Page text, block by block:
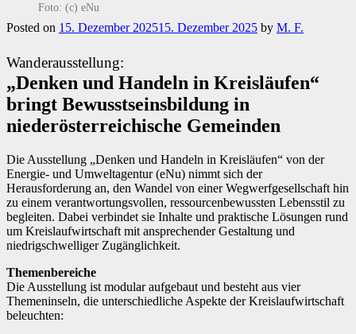
Foto: (c) eNu
Posted on 15. Dezember 202515. Dezember 2025 by M. F.
Wanderausstellung:
„Denken und Handeln in Kreisläufen“
bringt Bewusstseinsbildung in
niederösterreichische Gemeinden
Die Ausstellung „Denken und Handeln in Kreisläufen“ von der
Energie- und Umweltagentur (eNu) nimmt sich der
Herausforderung an, den Wandel von einer Wegwerfgesellschaft hin
zu einem verantwortungsvollen, ressourcenbewussten Lebensstil zu
begleiten. Dabei verbindet sie Inhalte und praktische Lösungen rund
um Kreislaufwirtschaft mit ansprechender Gestaltung und
niedrigschwelliger Zugänglichkeit.
Themenbereiche
Die Ausstellung ist modular aufgebaut und besteht aus vier
Themeninseln, die unterschiedliche Aspekte der Kreislaufwirtschaft
beleuchten: